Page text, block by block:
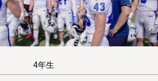
4年生